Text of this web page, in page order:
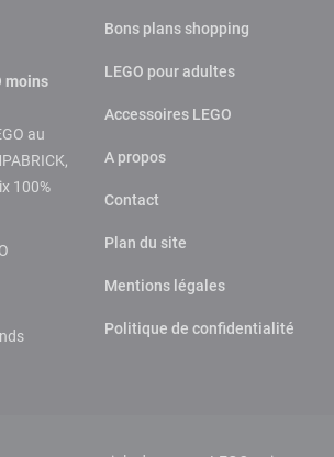
moins
au
100%
Bons plans shopping
LEGO pour adultes
Accessoires LEGO
A propos
Contact
Plan du site
Mentions légales
Politique de confidentialité